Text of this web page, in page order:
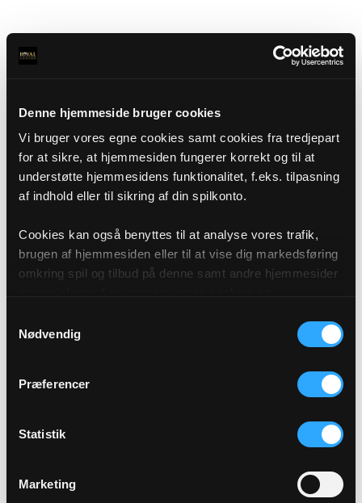
Denne hjemmeside bruger cookies
Vi bruger vores egne cookies samt cookies fra tredjepart
for at sikre, at hjemmesiden fungerer korrekt og til at
understøtte hjemmesidens funktionalitet, f.eks. tilpasning
af indhold eller til sikring af din spilkonto.
Cookies kan også benyttes til at analyse vores trafik,
brugen af hjemmesiden eller til at vise dig markedsføring
omkring spil og tilbud på denne samt andre hjemmesider
af cookies under "Detaljer" eller ved at klikke videre til
vores Cookiepolitik, som du finder i bunden af vores
Nødvendig
Præferencer
Statistik
Marketing